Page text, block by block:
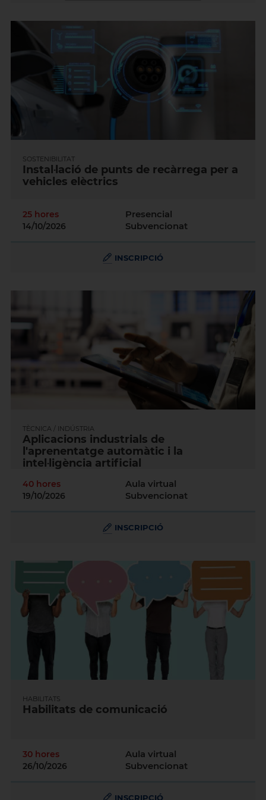
SOSTENIBILITAT
Instal·lació de punts de recàrrega per a
vehicles elèctrics
25 hores
14/10/2026
Presencial
Subvencionat
INSCRIPCIÓ
TÈCNICA / INDÚSTRIA
Aplicacions industrials de
l'aprenentatge automàtic i la
intel·ligència artificial
40 hores
19/10/2026
Aula virtual
Subvencionat
INSCRIPCIÓ
HABILITATS
Habilitats de comunicació
30 hores
26/10/2026
Aula virtual
Subvencionat
INSCRIPCIÓ